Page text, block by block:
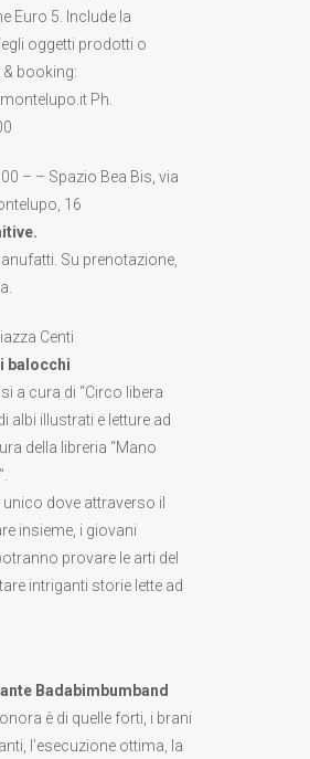
Euro 5. Include la
oggetti prodotti o
booking:
Ph.
– – Spazio Bea Bis, via
16
Su prenotazione,
Centi
balocchi
a cura di “Circo libera
albi illustrati e letture ad
della libreria “Mano
dove attraverso il
insieme, i giovani
provare le arti del
intriganti storie lette ad
Badabimbumband
è di quelle forti, i brani
l’esecuzione ottima, la